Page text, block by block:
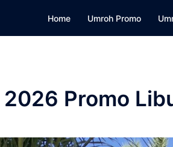
Home Umroh Promo
Promo